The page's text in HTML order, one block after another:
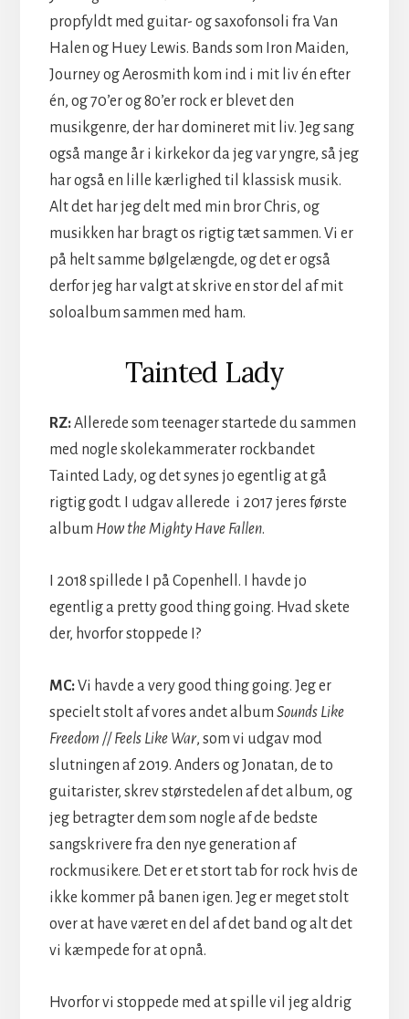
propfyldt med guitar- og saxofonsoli fra Van
Halen og Huey Lewis. Bands som Iron Maiden,
Journey og Aerosmith kom ind i mit liv én efter
én, og 70’er og 80’er rock er blevet den
musikgenre, der har domineret mit liv. Jeg sang
også mange år i kirkekor da jeg var yngre, så jeg
har også en lille kærlighed til klassisk musik.
Alt det har jeg delt med min bror Chris, og
musikken har bragt os rigtig tæt sammen. Vi er
på helt samme bølgelængde, og det er også
derfor jeg har valgt at skrive en stor del af mit
soloalbum sammen med ham.
Tainted Lady
RZ:Allerede som teenager startede du sammen
med nogle skolekammerater rockbandet
Tainted Lady, og det synes jo egentlig at gå
rigtig godt.
I udgav allerede i 2017 jeres første
album How the Mighty Have Fallen.
I 2018 spillede I på Copenhell. I havde jo
egentlig a pretty good thing going. Hvad skete
der, hvorfor stoppede I?
MC:Vi havde a verygood thing going. Jeg er
specielt stolt af vores andet album Sounds Like
Freedom // Feels Like War, som vi udgav mod
slutningen af 2019. Anders og Jonatan, de to
guitarister, skrev størstedelen af det album, og
jeg betragter dem som nogle af de bedste
sangskrivere fra den nye generation af
rockmusikere. Det er et stort tab for rock hvis de
ikke kommer på banen igen. Jeg er meget stolt
over at have været en del af det band og alt det
vi kæmpede for at opnå.
Hvorfor vi stoppede med at spille vil jeg aldrig